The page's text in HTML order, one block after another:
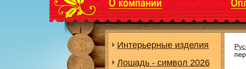
Интерьерные изделия
Лошадь - символ 2026